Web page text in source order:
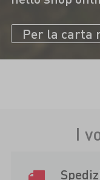
Per la carta
I